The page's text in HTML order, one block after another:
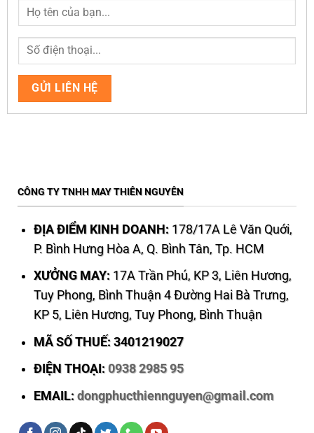
CÔNG TY TNHH MAY THIÊN NGUYÊN
ĐỊA ĐIỂM KINH DOANH: 178/17A Lê Văn Quới,
P. Bình Hưng Hòa A, Q. Bình Tân, Tp. HCM
XƯỞNG MAY: 17A Trần Phú, KP 3, Liên Hương,
Tuy Phong, Bình Thuận 4 Đường Hai Bà Trưng,
KP 5, Liên Hương, Tuy Phong, Bình Thuận
MÃ SỐ THUẾ: 3401219027
ĐIỆN THOẠI: 0938 2985 95
EMAIL: dongphucthiennguyen@gmail.com